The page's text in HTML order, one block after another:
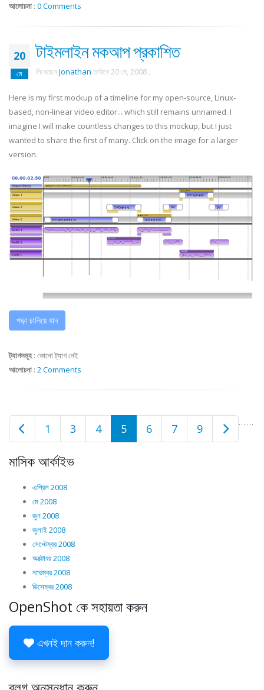
আলোচনা : 0 Comments
20
মে
টাইমলাইন মকআপ প্রকাশিত
লিখেছেন Jonathan তারিখে20 মে, 2008 .
Here is my first mockup of a timeline for my open-source, Linux-
based, non-linear video editor... which still remains unnamed. I
imagine I will make countless changes to this mockup, but I just
wanted to share the first of many. Click on the image for a larger
version.
পড়া চালিয়ে যান
ট্যাগসমূহ: কোনো ট্যাগ নেই
আলোচনা : 2 Comments
1 …
3 4 5 6 7 …
9
মাসিক আর্কাইভ
এপ্রিল 2008
মে 2008
জুন 2008
জুলাই 2008
সেপ্টেম্বর 2008
অক্টোবর 2008
নভেম্বর 2008
ডিসেম্বর 2008
OpenShot কে সহায়তা করুন
এখনই দান করুন!